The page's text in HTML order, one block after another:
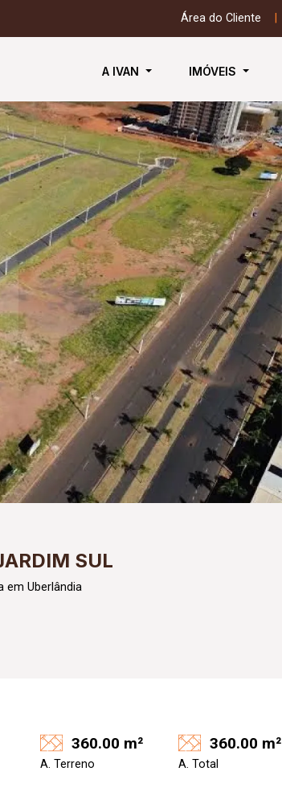
Área do Cliente
A IVAN IMÓVEIS
SUL
em Uberlândia
360.00 m²
A. Terreno
360.00 m²
A. Total